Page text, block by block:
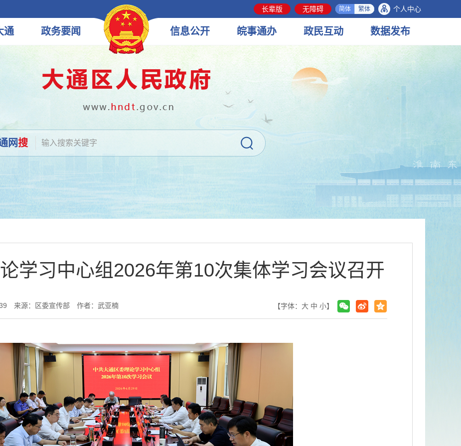
长辈版 无障碍 简体 繁体 个人中心
通 政务要闻 信息公开 皖事通办 政民互动 数据发布
网搜
学习中心组2026年第10次集体学习会议召开
来源：区委宣传部 作者：武亚楠 【字体： 大 中 小】